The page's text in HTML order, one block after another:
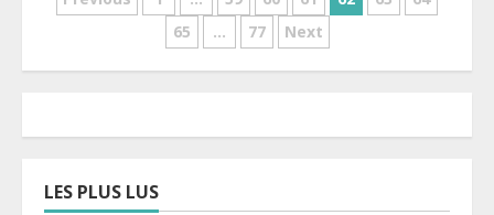
65
… 77 Next
LES PLUS LUS